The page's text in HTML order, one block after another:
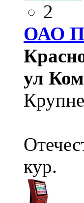
2
ОАО
ул
кур.